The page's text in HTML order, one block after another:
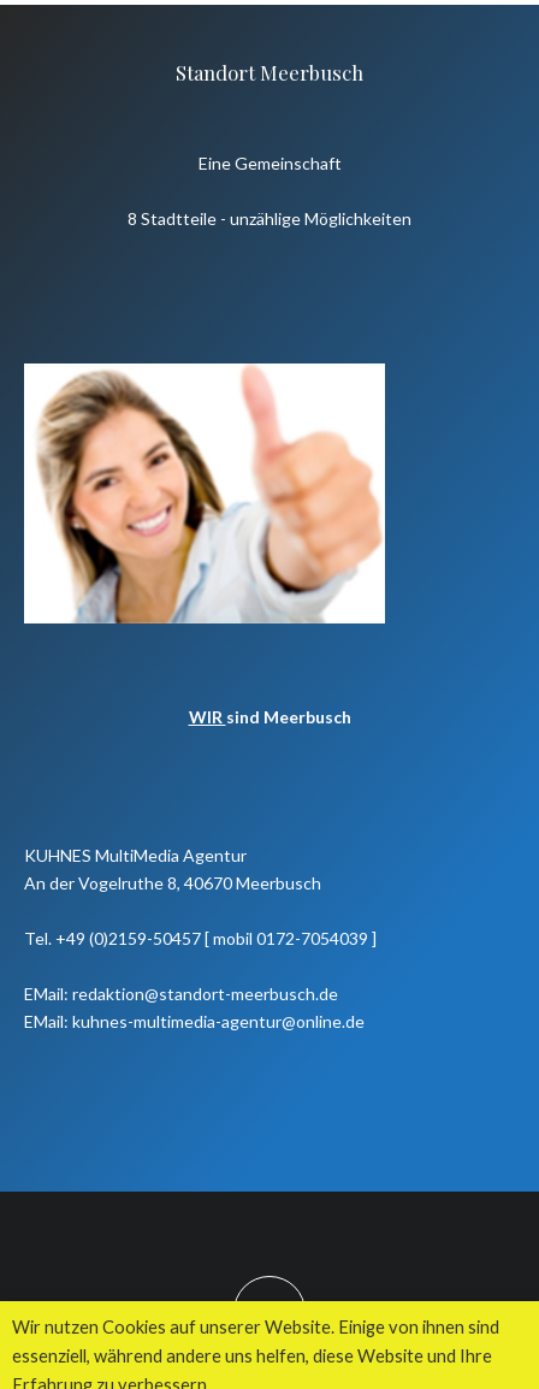
Standort Meerbusch
Eine Gemeinschaft
8 Stadtteile - unzählige Möglichkeiten
WIR sind Meerbusch
KUHNES MultiMedia Agentur
An der Vogelruthe 8, 40670 Meerbusch
Tel. +49 (0)2159-50457 [ mobil 0172-7054039 ]
EMail: redaktion@standort-meerbusch.de
EMail: kuhnes-multimedia-agentur@online.de
TOP
Wir nutzen Cookies auf unserer Website. Einige von ihnen sind
essenziell, während andere uns helfen, diese Website und Ihre
Erfahrung zu verbessern.